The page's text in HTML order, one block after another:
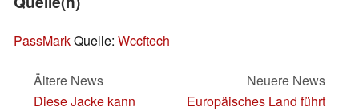
PassMarkQuelle: Wccftech
Ältere News
Diese Jacke kann
Neuere News
Europäisches Land führt